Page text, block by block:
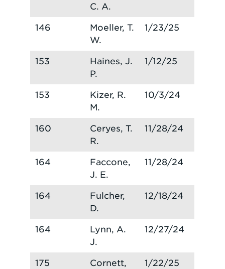
C. A.
146
Moeller, T.
W.
1/23/25
153
Haines, J.
P.
1/12/25
153
Kizer, R.
M.
10/3/24
160
Ceryes, T.
R.
11/28/24
164
Faccone,
J. E.
11/28/24
164
Fulcher,
D.
12/18/24
164
Lynn, A.
J.
12/27/24
175
Cornett,
1/22/25